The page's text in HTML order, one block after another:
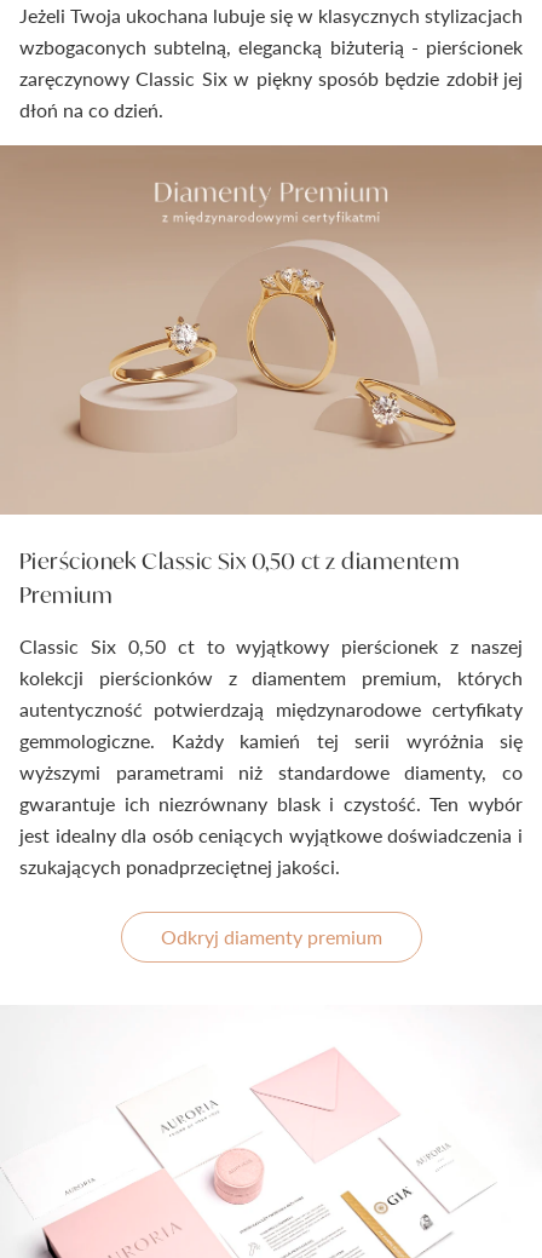
Jeżeli Twoja ukochana lubuje się w klasycznych stylizacjach
wzbogaconych subtelną, elegancką biżuterią - pierścionek
zaręczynowy Classic Six w piękny sposób będzie zdobił jej
dłoń na co dzień.
Pierścionek Classic Six 0,50 ct z diamentem
Premium
Classic Six 0,50 ct to wyjątkowy pierścionek z naszej
kolekcji pierścionków z diamentem premium, których
autentyczność potwierdzają międzynarodowe certyfikaty
gemmologiczne. Każdy kamień tej serii wyróżnia się
wyższymi parametrami niż standardowe diamenty, co
gwarantuje ich niezrównany blask i czystość. Ten wybór
jest idealny dla osób ceniących wyjątkowe doświadczenia i
szukających ponadprzeciętnej jakości.
Odkryj diamenty premium